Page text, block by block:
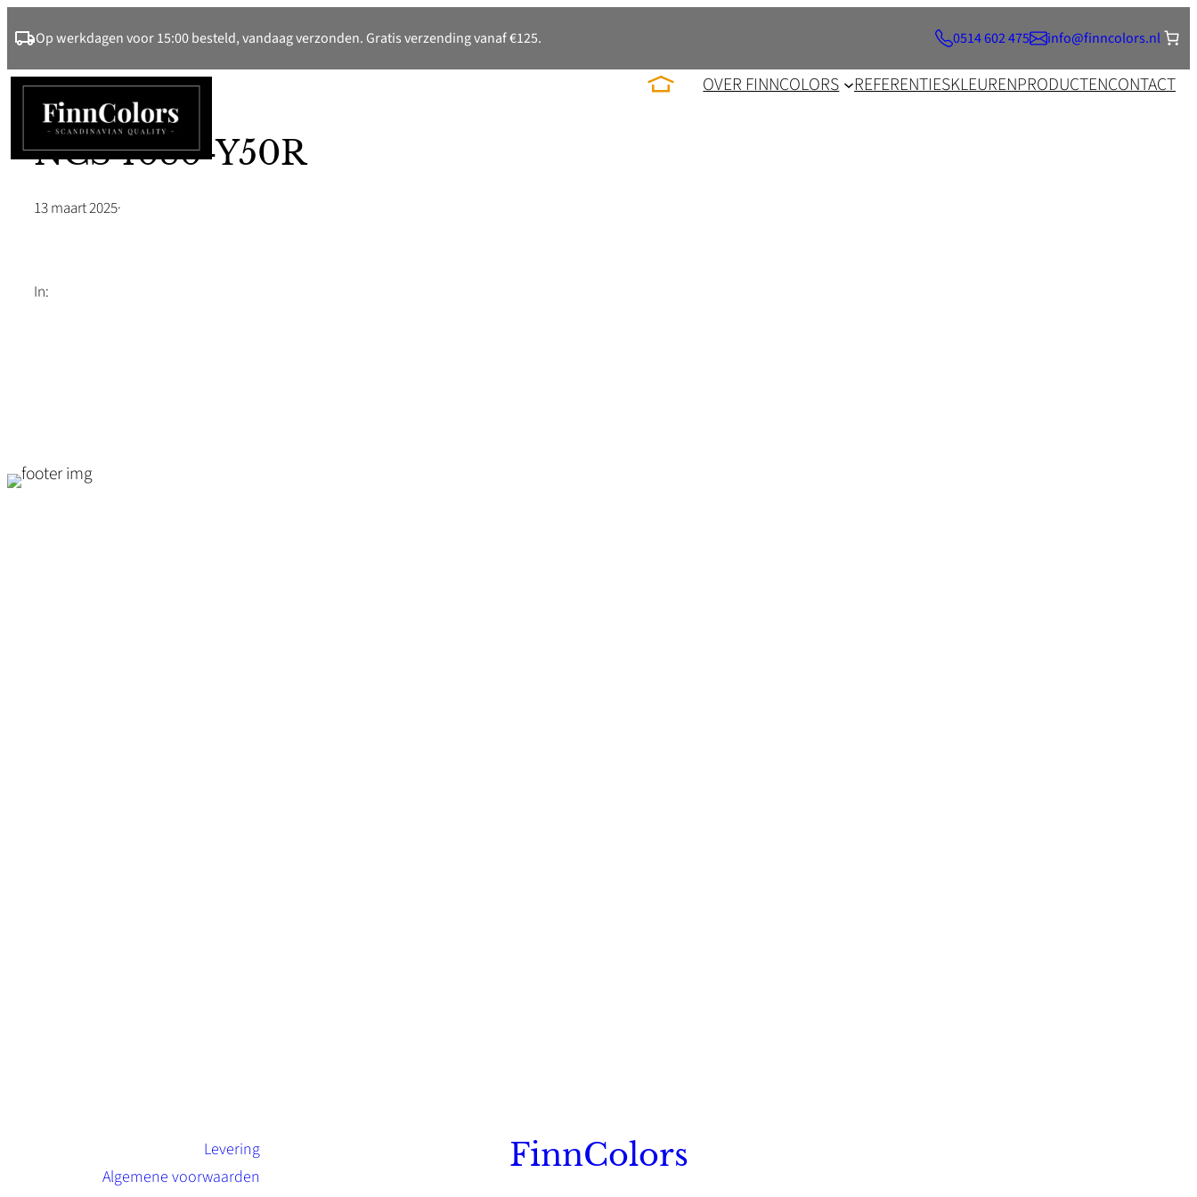
naar
de
inhoud
Op werkdagen voor 15:00 besteld, vandaag verzonden. Gratis verzending vanaf €125. 0514 602 475 info@finncolors.nl
OVER FINNCOLORS REFERENTIESKLEURENPRODUCTENCONTACT
NCS 1080-Y50R
13 maart 2025·
In:
Levering
Algemene voorwaarden
FinnColors